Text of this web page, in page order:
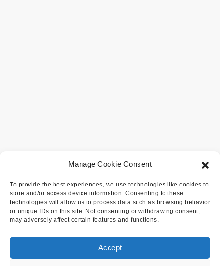
Manage Cookie Consent
To provide the best experiences, we use technologies like cookies to
store and/or access device information. Consenting to these
technologies will allow us to process data such as browsing behavior
or unique IDs on this site. Not consenting or withdrawing consent,
may adversely affect certain features and functions.
Accept